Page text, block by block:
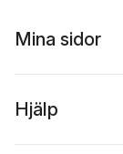
Mina sidor
Hjälp